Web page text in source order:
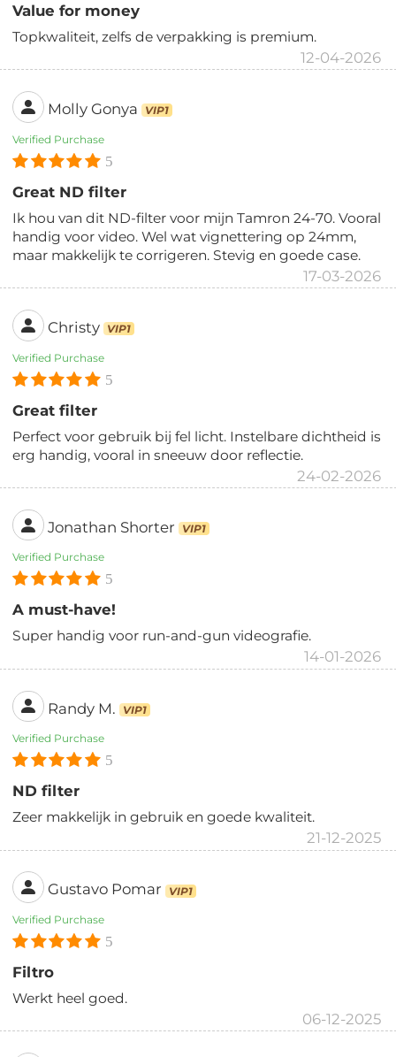
Value for money
Topkwaliteit, zelfs de verpakking is premium.
12-04-2026
Molly Gonya VIP1
Verified Purchase
5
Great ND filter
Ik hou van dit ND-filter voor mijn Tamron 24-70. Vooral
handig voor video. Wel wat vignettering op 24mm,
maar makkelijk te corrigeren. Stevig en goede case.
17-03-2026
Christy VIP1
Verified Purchase
5
Great filter
Perfect voor gebruik bij fel licht. Instelbare dichtheid is
erg handig, vooral in sneeuw door reflectie.
24-02-2026
Jonathan Shorter VIP1
Verified Purchase
5
A must-have!
Super handig voor run-and-gun videografie.
14-01-2026
Randy M. VIP1
Verified Purchase
5
ND filter
Zeer makkelijk in gebruik en goede kwaliteit.
21-12-2025
Gustavo Pomar VIP1
Verified Purchase
5
Filtro
Werkt heel goed.
06-12-2025